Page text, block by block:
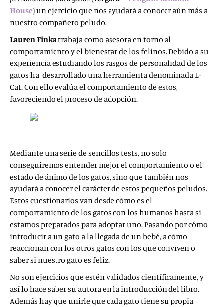
House) un ejercicio que nos ayudará a conocer aún más a
nuestro compañero peludo.
Lauren Finkatrabaja como asesora en torno al
comportamiento y el bienestar de los felinos. Debido a su
experiencia estudiando los rasgos de personalidad de los
gatos ha desarrollado una herramienta denominada L-
Cat. Con ello evalúa el comportamiento de estos,
favoreciendo el proceso de adopción.
Mediante una serie de sencillos tests, no solo
conseguiremos entender mejor el comportamiento o el
estado de ánimo de los gatos, sino que también nos
ayudará a conocer el carácter de estos pequeños peludos.
Estos cuestionarios van desde cómo es el
comportamiento de los gatos con los humanos hasta si
estamos preparados para adoptar uno. Pasando por cómo
introducir a un gato a la llegada de un bebé, a cómo
reaccionan con los otros gatos con los que conviven o
saber si nuestro gato es feliz.
No son ejercicios que estén validados científicamente, y
así lo hace saber su autora en la introducción del libro.
Además hay que unirle que cada gato tiene su propia